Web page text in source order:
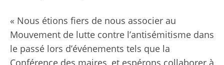
« Nous étions fiers de nous associer au
Mouvement de lutte contre l’antisémitisme dans
le passé lors d’événements tels que la